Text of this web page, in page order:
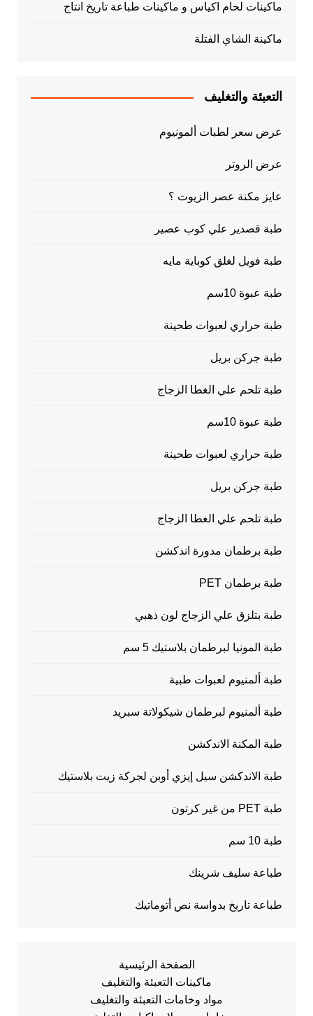
ماكينات لحام اكياس و ماكينات طباعة تاريخ انتاج
ماكينة الشاي الفتلة
التعبئة والتغليف
عرض سعر لطبات ألمونيوم
عرض الروتر
عايز مكنة عصر الزيوت ؟
طبة قصدير علي كوب عصير
طبة فويل لغلق كوباية مايه
طبة عبوة 10سم
طبة حراري لعبوات طحينة
طبة جركن بريل
طبة تلحم علي الغطا الزجاج
طبة عبوة 10سم
طبة حراري لعبوات طحينة
طبة جركن بريل
طبة تلحم علي الغطا الزجاج
طبة برطمان مدورة اندكشن
طبة برطمان PET
طبة بتلزق علي الزجاج لون ذهبي
طبة المونيا لبرطمان بلاستيك 5 سم
طبة ألمنيوم لعبوات طبية
طبة ألمنيوم لبرطمان شيكولاتة سبريد
طبة المكنة الاندكشن
طبة الاندكشن سيل إيزي أوبن لجركة زيت بلاستيك
طبة PET من غير كرتون
طبة 10 سم
طباعة سليف شرينك
طباعة تاريخ بدواسة نص أتوماتيك
الصفحة الرئيسية
ماكينات التعبئة والتغليف
مواد وخامات التعبئة والتغليف